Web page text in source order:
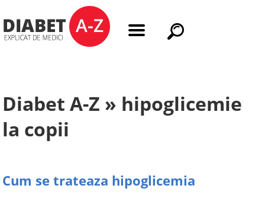
Diabet A-Z » hipoglicemie
la copii
Cum se trateaza hipoglicemia